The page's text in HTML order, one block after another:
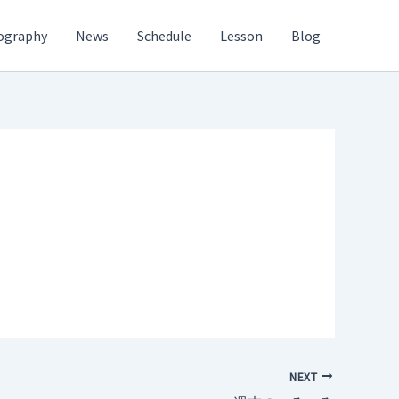
News Schedule Lesson Blog
NEXT